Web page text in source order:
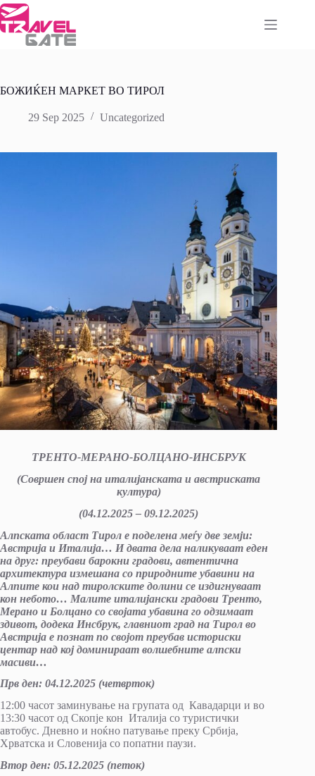
Skip
to
content
БОЖИЌЕН МАРКЕТ ВО ТИРОЛ
29 Sep 2025 Uncategorized
ТРЕНТО-МЕРАНО-БОЛЦАНО-ИНСБРУК
(Совршен спој на италијанската и австриската
култура)
(04.12.2025– 09.12.2025)
Алпската област Тирол е поделена меѓу две земји:
Австрија и Италија… И двата дела наликуваат еден
на друг: преубави барокни градови, автентична
архитектура измешана со природните убавини на
Алпите кои над тиролските долини се издигнуваат
кон небото… Малите италијански градови Тренто,
Мерано и Болцано со својата убавина го одзимаат
здивот, додека Инсбрук, главниот град на Тирол во
Австрија е познат по својот преубав историски
центар над кој доминираат волшебните алпски
масиви…
Прв ден: 04.12.2025 (четврток)
12:00 часот заминување на групата од Кавадарци и во
13:30 часот од Скопје кон Италија со туристички
автобус. Дневно и ноќно патување преку Србија,
Хрватска и Словенија со попатни паузи.
Втор ден: 05.12.2025 (петок)